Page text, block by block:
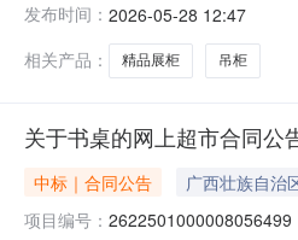
无型号精品展柜/陈列柜
发布时间： 2026-05-28 12:47
相关产品：
精品展柜 吊柜
关于书桌的网上超市合同公
中标｜合同公告 广西壮族自治
项目编号： 2622501000008056499